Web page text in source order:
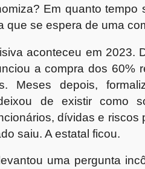
Em quanto
que se espera de uma
aconteceu em 2023.
a compra dos 60%
Meses depois,
de existir como
dívidas e
saiu. A estatal ficou.
uma pergunta